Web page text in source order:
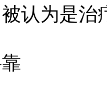
认为是治